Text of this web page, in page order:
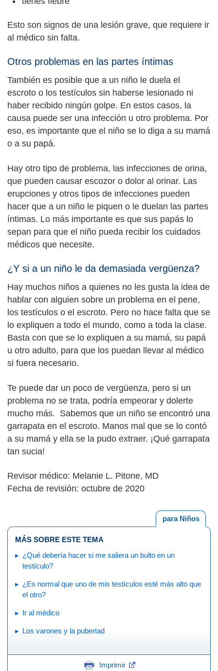
Esto son signos de una lesión grave, que requiere ir
al médico sin falta.
Otros problemas en las partes íntimas
También es posible que a un niño le duela el
escroto o los testículos sin haberse lesionado ni
haber recibido ningún golpe. En estos casos, la
causa puede ser una infección u otro problema. Por
eso, es importante que el niño se lo diga a su mamá
o a su papá.
Hay otro tipo de problema, las infecciones de orina,
que pueden causar escozor o dolor al orinar. Las
erupciones y otros tipos de infecciones pueden
hacer que a un niño le piquen o le duelan las partes
íntimas. Lo más importante es que sus papás lo
sepan para que el niño pueda recibir los cuidados
médicos que necesite.
¿Y si a un niño le da demasiada vergüenza?
Hay muchos niños a quienes no les gusta la idea de
hablar con alguien sobre un problema en el pene,
los testículos o el escroto. Pero no hace falta que se
lo expliquen a todo el mundo, como a toda la clase.
Basta con que se lo expliquen a su mamá, su papá
u otro adulto, para que los puedan llevar al médico
si fuera necesario.
Te puede dar un poco de vergüenza, pero si un
problema no se trata, podría empeorar y dolerte
mucho más. Sabemos que un niño se encontró una
garrapata en el escroto. Manos mal que se lo contó
a su mamá y ella se la pudo extraer. ¡Qué garrapata
tan sucia!
Revisor médico: Melanie L. Pitone, MD
Fecha de revisión: octubre de 2020
para Niños
MÁS SOBRE ESTE TEMA
¿Qué debería hacer si me saliera un bulto en un
testículo?
¿Es normal que uno de mis testículos esté más alto que
el otro?
Ir al médico
Los varones y la pubertad
Imprimir